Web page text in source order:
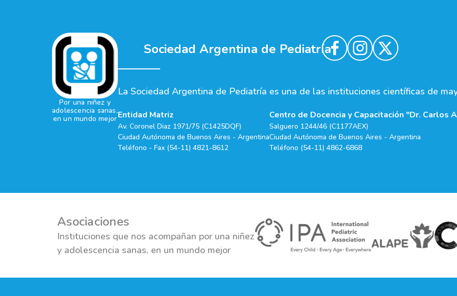
Sociedad Argentina de Pediatría
Por una niñez y
adolescencia sanas,
en un mundo mejor
La Sociedad Argentina de Pediatría es una de las instituciones científicas de
Entidad Matriz
Av. Coronel Diaz 1971/75 (C1425DQF)
Ciudad Autónoma de Buenos Aires - Argentina
Teléfono - Fax (54-11) 4821-8612
Centro de Docencia y Capacitación "Dr. Carlos
Salguero 1244/46 (C1177AEX)
Ciudad Autónoma de Buenos Aires - Argentina
Teléfono (54-11) 4862-6868
Asociaciones
Instituciones que nos acompañan por una niñez
y adolescencia sanas, en un mundo mejor